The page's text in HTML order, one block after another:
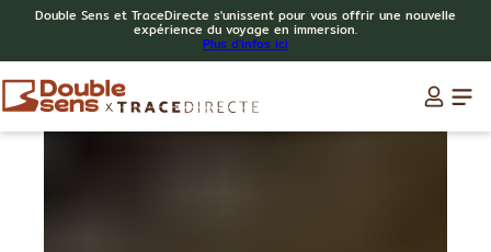
Double Sens et TraceDirecte s'unissent pour vous offrir une nouvelle
expérience du voyage en immersion.
Plus d'infos ici